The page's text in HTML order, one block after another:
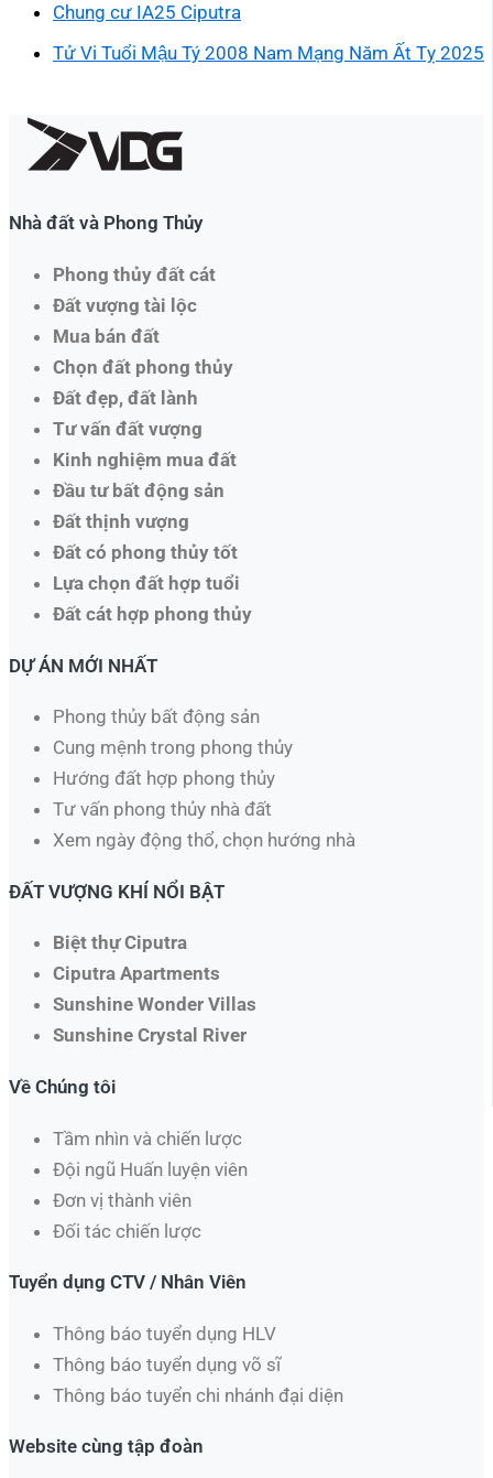
Chung cư IA25 Ciputra
Tử Vi Tuổi Mậu Tý 2008 Nam Mạng Năm Ất Tỵ 2025
Nhà đất và Phong Thủy
Phong thủy đất cát
Đất vượng tài lộc
Mua bán đất
Chọn đất phong thủy
Đất đẹp, đất lành
Tư vấn đất vượng
Kinh nghiệm mua đất
Đầu tư bất động sản
Đất thịnh vượng
Đất có phong thủy tốt
Lựa chọn đất hợp tuổi
Đất cát hợp phong thủy
DỰ ÁN MỚI NHẤT
Phong thủy bất động sản
Cung mệnh trong phong thủy
Hướng đất hợp phong thủy
Tư vấn phong thủy nhà đất
Xem ngày động thổ, chọn hướng nhà​
ĐẤT VƯỢNG KHÍ NỔI BẬT
Biệt thự Ciputra
Ciputra Apartments
Sunshine Wonder Villas
Sunshine Crystal River
Về Chúng tôi
Tầm nhìn và chiến lược
Đội ngũ Huấn luyện viên
Đơn vị thành viên
Đối tác chiến lược
Tuyển dụng CTV / Nhân Viên
Thông báo tuyển dụng HLV
Thông báo tuyển dụng võ sĩ
Thông báo tuyển chi nhánh đại diện
Website cùng tập đoàn